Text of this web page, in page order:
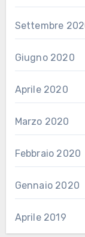
Settembre
Giugno 2020
Aprile 2020
Marzo 2020
Febbraio 2020
Gennaio 2020
Aprile 2019